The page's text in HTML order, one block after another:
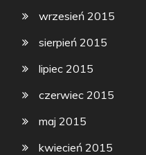
wrzesień 2015
sierpień 2015
lipiec 2015
czerwiec 2015
maj 2015
kwiecień 2015